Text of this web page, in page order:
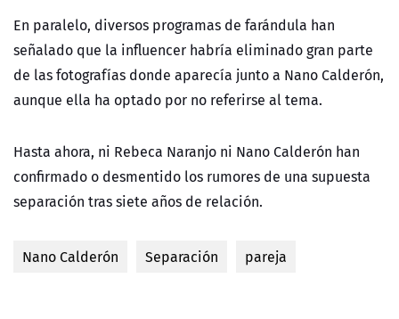
En paralelo, diversos programas de farándula han
señalado que la influencer habría eliminado gran parte
de las fotografías donde aparecía junto a Nano Calderón,
aunque ella ha optado por no referirse al tema.
Hasta ahora, ni Rebeca Naranjo ni Nano Calderón han
confirmado o desmentido los rumores de una supuesta
separación tras siete años de relación.
Nano Calderón Separación pareja